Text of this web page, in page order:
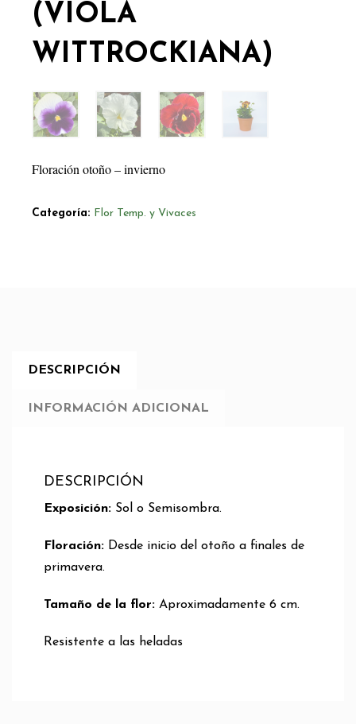
(VIOLA
WITTROCKIANA)
Floración otoño – invierno
Categoría: Flor Temp. y Vivaces
DESCRIPCIÓN
INFORMACIÓN ADICIONAL
DESCRIPCIÓN
Exposición: Sol o Semisombra.
Floración: Desde inicio del otoño a finales de
primavera.
Tamaño de la flor: Aproximadamente 6 cm.
Resistente a las heladas